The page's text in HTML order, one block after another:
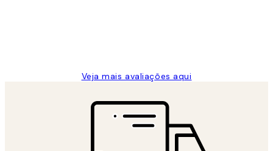
Veja mais avaliações aqui